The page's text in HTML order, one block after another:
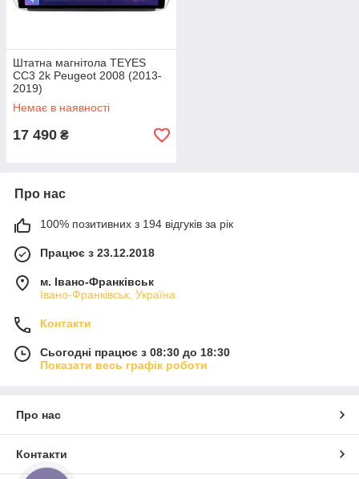
Штатна магнітола TEYES
CC3 2k Peugeot 2008 (2013-
2019)
Немає в наявності
17 490 ₴
Про нас
100% позитивних з 194 відгуків за рік
Працює з 23.12.2018
м. Івано-Франківськ
Івано-Франківськ, Україна
Контакти
Сьогодні працює з 08:30 до 18:30
Показати весь графік роботи
Про нас
Контакти